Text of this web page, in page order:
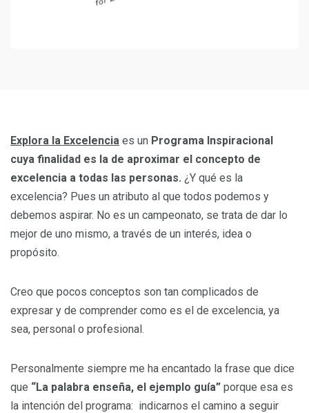
Explora la Excelencia es un Programa Inspiracional
cuya finalidad es la de aproximar el concepto de
excelencia a todas las personas. ¿Y qué es la
excelencia? Pues un atributo al que todos podemos y
debemos aspirar. No es un campeonato, se trata de dar lo
mejor de uno mismo, a través de un interés, idea o
propósito.
Creo que pocos conceptos son tan complicados de
expresar y de comprender como es el de excelencia, ya
sea, personal o profesional.
Personalmente siempre me ha encantado la frase que dice
que “La palabra enseña, el ejemplo guía” porque esa es
la intención del programa: indicarnos el camino a seguir